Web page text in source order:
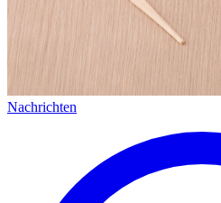
Nachrichten